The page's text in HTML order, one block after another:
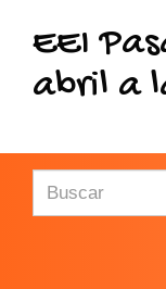
EEI
abril a